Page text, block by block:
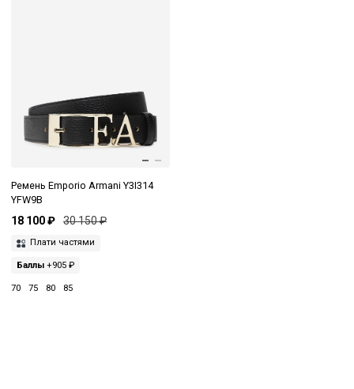
Ремень Emporio Armani Y3I314
YFW9B
18 100 ₽ 30 150 ₽
Плати частями
Баллы +905 ₽
70 75 80 85